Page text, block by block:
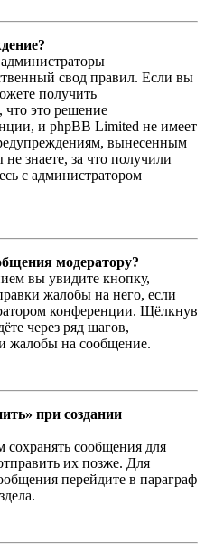
свод правил. Если вы
получить
что это решение
и phpBB Limited не имеет
вынесенным
знаете, за что получили
с администратором
модератору?
вы увидите кнопку,
жалобы на него, если
конференции. Щёлкнув
через ряд шагов,
жалобы на сообщение.
при создании
сохранять сообщения для
их позже. Для
перейдите в параграф